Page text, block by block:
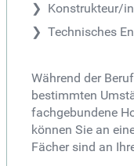
Konstrukteur/in
Technisches
Während der
bestimmten
fachgebundene
können Sie an
Fächer sind an